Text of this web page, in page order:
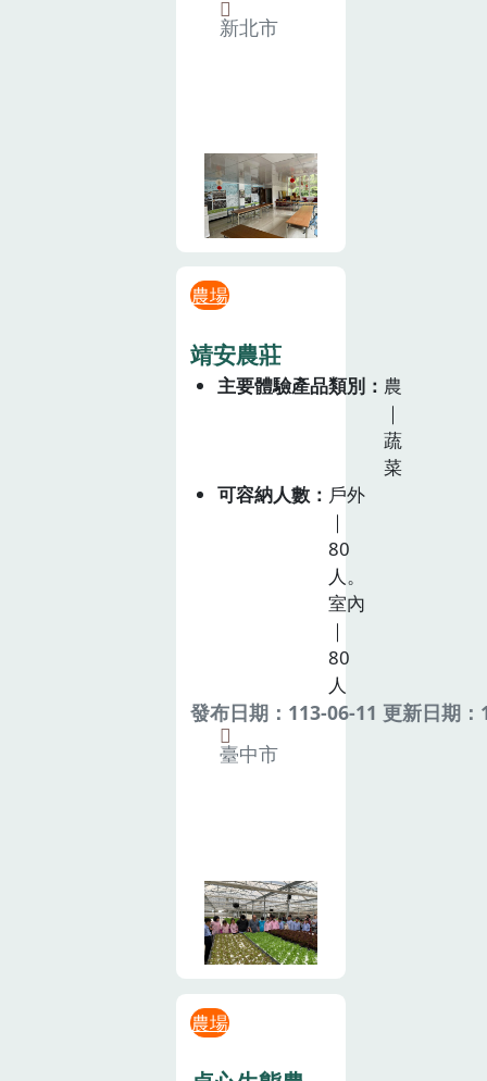
新北市
農場
靖安農莊
主要體驗產品類別
農
｜
蔬
菜
可容納人數
戶外
｜
80
人。
室內
｜
80
人
發布日期：113-06-11 更新日期
臺中市
農場